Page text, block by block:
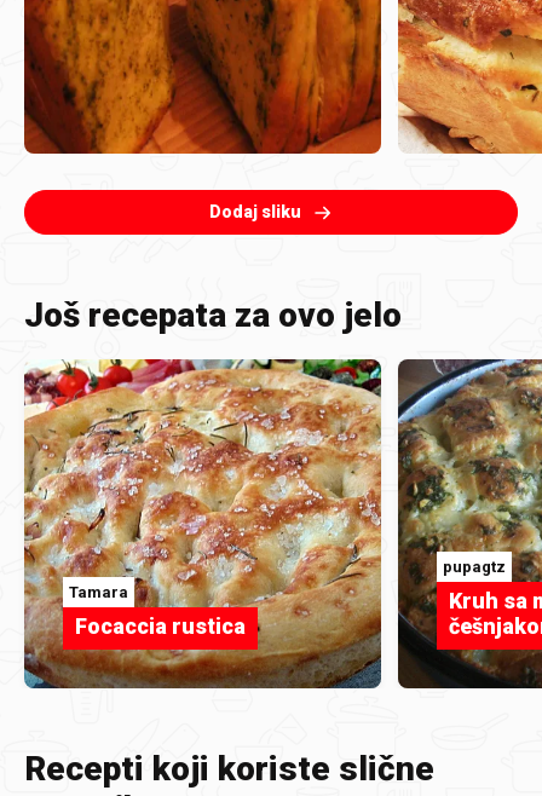
Dodaj sliku
Još recepata za ovo jelo
Tamara
Focaccia rustica
pupagtz
Kruh sa
Recepti koji koriste slične